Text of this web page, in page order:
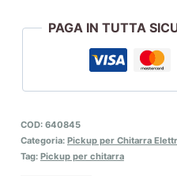
PAGA IN TUTTA
COD: 640845
Categoria: Pickup per Chitarra
Tag: Pickup per chitarra